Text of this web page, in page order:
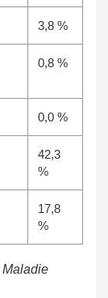
3,8 %
0,8 %
0,0 %
42,3
%
17,8
%